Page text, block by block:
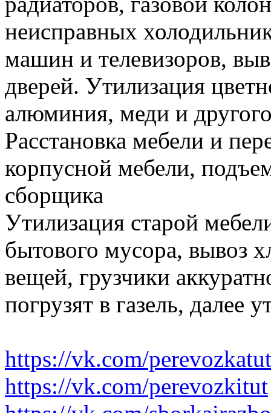
неисправных
машин и телевизоров,
дверей. Утилизация
алюминия, меди и
Расстановка мебели и
корпусной мебели,
сборщика
Утилизация старой
бытового мусора, вывоз
вещей, грузчики
погрузят в газель, далее
https://vk.com/perevozkatut
https://vk.com/perevozkitut